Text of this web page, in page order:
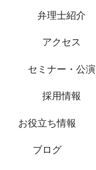
弁理士紹介
アクセス
セミナー・公演
採用情報
お役立ち情報
ブログ